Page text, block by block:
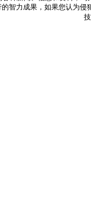
智力成果，如果您认为侵